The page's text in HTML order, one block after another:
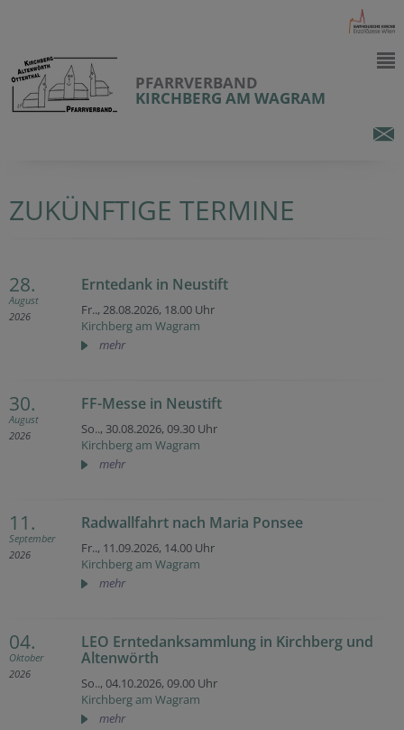
PFARRVERBAND
KIRCHBERG AM WAGRAM
ZUKÜNFTIGE TERMINE
28.
August
2026
Erntedank in Neustift
Fr.., 28.08.2026, 18.00 Uhr
Kirchberg am Wagram
mehr
30.
August
2026
FF-Messe in Neustift
So.., 30.08.2026,09.30 Uhr
Kirchberg am Wagram
mehr
11.
September
2026
Radwallfahrt nach Maria Ponsee
Fr.., 11.09.2026, 14.00 Uhr
Kirchberg am Wagram
mehr
04.
Oktober
2026
LEO Erntedanksammlung in Kirchberg und
Altenwörth
So.., 04.10.2026,09.00 Uhr
Kirchberg am Wagram
mehr